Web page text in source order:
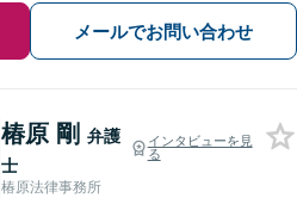
メールでお問い合わせ
椿原 剛 弁護
士
インタビューを見
る
椿原法律事務所